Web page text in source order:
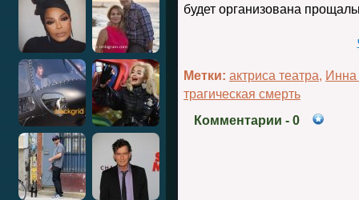
будет организована
Метки: актриса театра, Инна
трагическая смерть
Комментарии - 0